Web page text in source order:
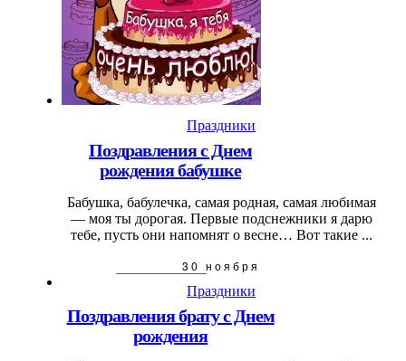
Праздники
Поздравления с Днем
рождения бабушке
Бабушка, бабулечка, самая родная, самая любимая
— моя ты дорогая. Первые подснежники я дарю
тебе, пусть они напомнят о весне… Вот такие ...
30 ноября
Праздники
Поздравления брату с Днем
рождения